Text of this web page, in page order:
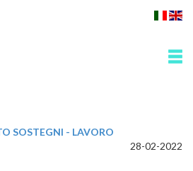
SOSTEGNI - LAVORO
28-02-2022